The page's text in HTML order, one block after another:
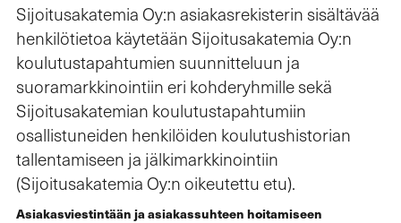
Sijoitusakatemia Oy:n asiakasrekisterin sisältävää
henkilötietoa käytetään Sijoitusakatemia Oy:n
koulutustapahtumien suunnitteluun ja
suoramarkkinointiin eri kohderyhmille sekä
Sijoitusakatemian koulutustapahtumiin
osallistuneiden henkilöiden koulutushistorian
tallentamiseen ja jälkimarkkinointiin
(Sijoitusakatemia Oy:n oikeutettu etu).
Asiakasviestintään ja asiakassuhteen hoitamiseen